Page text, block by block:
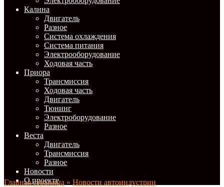
Калина
Двигатель
Разное
Система охлаждения
Система питания
Электрооборудование
Ходовая часть
Приора
Трансмиссия
Ходовая часть
Двигатель
Тюнинг
Электроборудование
Разное
Веста
Двигатель
Трансмиссия
Разное
Новости
О проекте
Главная страница » Новости автоиндустрии